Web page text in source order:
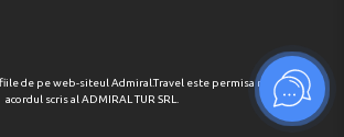
de pe web-siteul Admiral.Travel este permisa numai cu
acordul scris al ADMIRAL TUR SRL.